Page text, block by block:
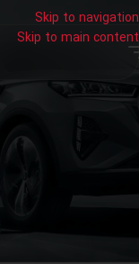
Skip to navigation
Skip to main content